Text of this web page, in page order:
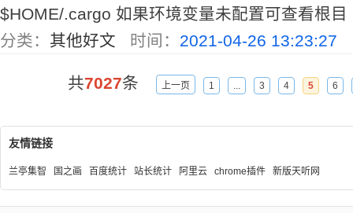
$HOME/.cargo 如果环境变量未配置可查看根目
分类： 其他好文 时间： 2021-04-26 13:23:27
共7027条 上一页 1 ... 3 4 5 6
友情链接
兰亭集智 国之画 百度统计 站长统计 阿里云 chrome插件 新版天听网